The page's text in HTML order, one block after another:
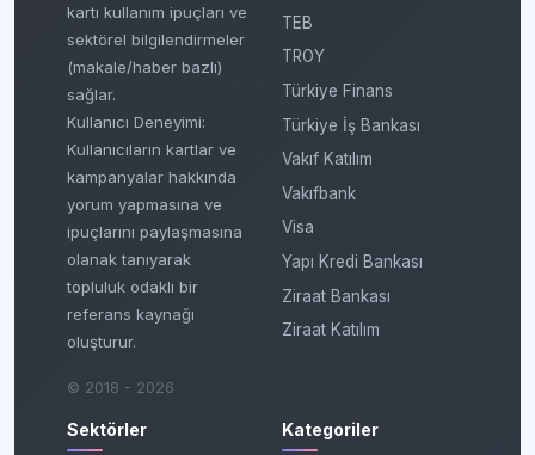
kartı kullanım ipuçları ve
sektörel bilgilendirmeler
(makale/haber bazlı)
sağlar.
Kullanıcı Deneyimi:
Kullanıcıların kartlar ve
kampanyalar hakkında
yorum yapmasına ve
ipuçlarını paylaşmasına
olanak tanıyarak
topluluk odaklı bir
referans kaynağı
oluşturur.
© 2018 - 2026
TEB
TROY
Türkiye Finans
Türkiye İş Bankası
Vakıf Katılım
Vakıfbank
Visa
Yapı Kredi Bankası
Ziraat Bankası
Ziraat Katılım
Sektörler Kategoriler